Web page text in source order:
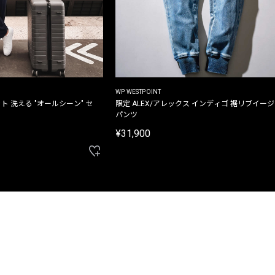
洗える "オールシーン" セ
WP WESTPOINT
限定 ALEX/アレックス インディゴ 裾リブイー
パンツ
¥31,900